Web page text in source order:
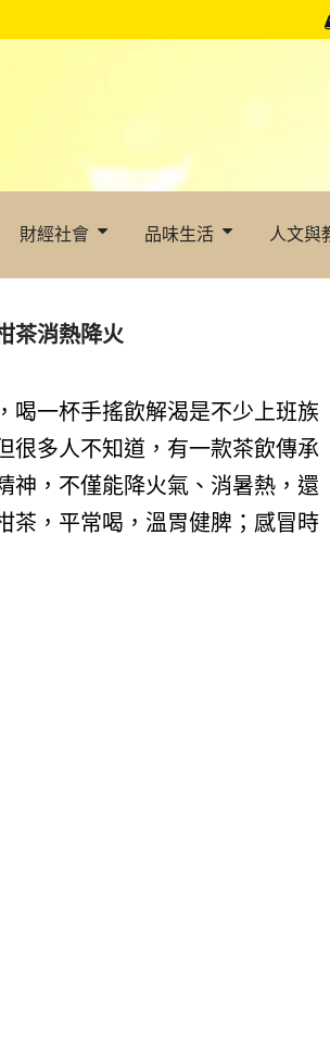
財經社會 品味生活 人文與
茶消熱降火
喝一杯手搖飲解渴是不少上班族
很多人不知道，有一款茶飲傳承
神，不僅能降火氣、消暑熱，還
茶，平常喝，溫胃健脾；感冒時